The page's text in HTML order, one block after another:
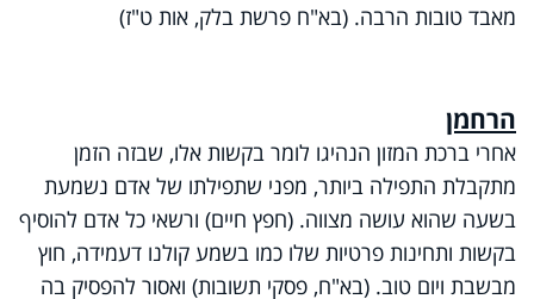
מאבד טובות הרבה. (בא"ח פרשת בלק, אות ט"ז)
הרחמן
אחרי ברכת המזון הנהיגו לומר בקשות אלו, שבזה הזמן
מתקבלת התפילה ביותר, מפני שתפילתו של אדם נשמעת
בשעה שהוא עושה מצווה. (חפץ חיים) ורשאי כל אדם להוסיף
בקשות ותחינות פרטיות שלו כמו בשמע קולנו דעמידה, חוץ
מבשבת ויום טוב. (בא"ח, פסקי תשובות) ואסור להפסיק בה